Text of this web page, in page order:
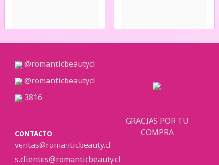
@romanticbeautycl
@romanticbeautycl
3816
CONTACTO
ventas@romanticbeauty.cl
s.clientes@romanticbeauty.cl
GRACIAS POR TU
COMPRA